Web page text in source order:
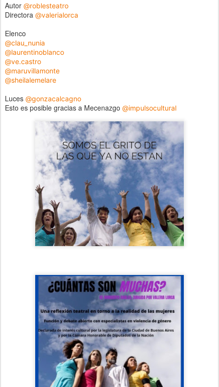
Autor @roblesteatro
Directora @valerialorca
Elenco
@clau_nunia
@laurentinoblanco
@ve.castro
@maruvillamonte
@sheilalemelare
Luces @gonzacalcagno
Esto es posible gracias a Mecenazgo @impulsocultural